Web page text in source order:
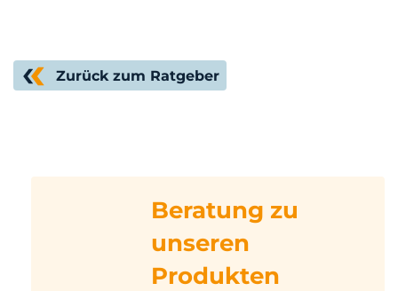
Zurück zum Ratgeber
Beratung zu
unseren
Produkten